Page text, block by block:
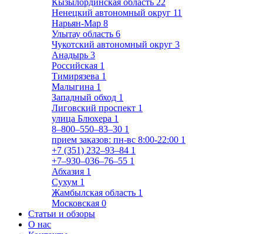
Кызылординская область 22
Ненецкий автономный округ 11
Нарьян-Мар 8
Улытау область 6
Чукотский автономный округ 3
Анадырь 3
Российская 1
Тимирязева 1
Малыгина 1
Западный обход 1
Лиговский проспект 1
улица Блюхера 1
8‒800‒550‒83‒30 1
прием заказов: пн-вс 8:00-22:00 1
+7 (351) 232‒93‒84 1
+7‒930‒036‒76‒55 1
Абхазия 1
Сухум 1
Жамбылская область 1
Московская 0
Статьи и обзоры
О нас